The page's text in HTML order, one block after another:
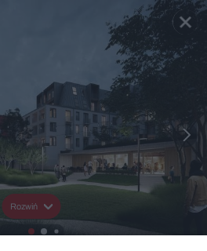
Rozwiń